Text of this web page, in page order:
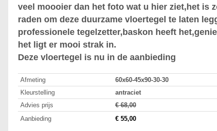
veel moooier dan het foto wat u hier ziet,het is
raden om deze duurzame vloertegel te laten
professionele tegelzetter,baskon heeft
het ligt er mooi strak in.
Deze vloertegel is nu in de aanbieding
Afmeting
60x60-45x90-30-30
Kleurstelling
antraciet
Advies prijs
€ 68,00
Aanbieding
€ 55,00